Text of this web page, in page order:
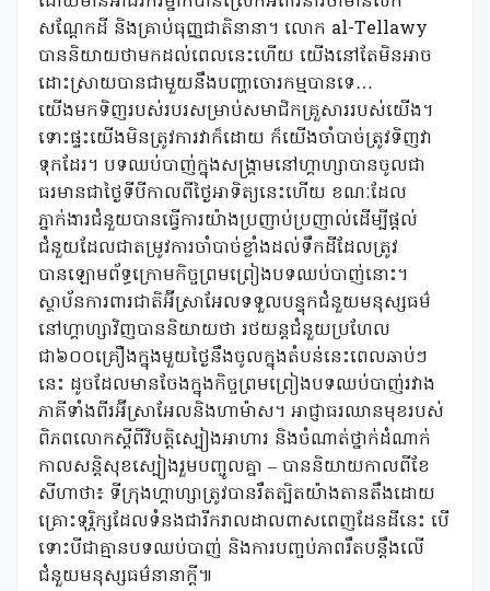
សណ្តែកដី និងគ្រាប់ធុញ្ញជាតិនានា។ លោក al-Tellawy
បាននិយាយថាមកដល់ពេលនេះហើយ យើងនៅតែមិនអាច
ដោះស្រាយបានជាមួយនឹងបញ្ហាចោរកម្មបានទេ…
យើងមកទិញរបស់របរសម្រាប់សមាជិកគ្រួសាររបស់យើង។
ទោះផ្ទះយើងមិនត្រូវការវាក៏ដោយ ក៏យើងចាំបាច់ត្រូវទិញវា
ទុកដែរ។ បទឈប់បាញ់ក្នុងសង្គ្រាមនៅហ្គាហ្សាបានចូលជា
ធរមានជាថ្ងៃទីបីកាលពីថ្ងៃអាទិត្យនេះហើយ ខណៈដែល
ភ្នាក់ងារជំនួយបានធ្វើការយ៉ាងប្រញាប់ប្រញាល់ដើម្បីផ្តល់
ជំនួយដែលជាតម្រូវការចាំបាច់ខ្លាំងដល់ទឹកដីដែលត្រូវ
បានឡោមព័ទ្ធក្រោមកិច្ចព្រមព្រៀងបទឈប់បាញ់នោះ។
ស្ថាប័នការពារជាតិអ៊ីស្រាអែលទទួលបន្ទុកជំនួយមនុស្សធម៌
នៅហ្គាហ្សាវិញបាននិយាយថា រថយន្តជំនួយប្រហែល
ជា៦០០គ្រឿងក្នុងមួយថ្ងៃនឹងចូលក្នុងតំបន់នេះពេលឆាប់ៗ
នេះ ដូចដែលមានចែងក្នុងកិច្ចព្រមព្រៀងបទឈប់បាញ់រវាង
ភាគីទាំងពីរអ៊ីស្រាអែលនិងហាម៉ាស។ អាជ្ញាធរឈានមុខរបស់
ពិភពលោកស្តីពីវិបត្តិស្បៀងអាហារ និងចំណាត់ថ្នាក់ដំណាក់
កាលសន្តិសុខស្បៀងរួមបញ្ចូលគ្នា – បាននិយាយកាលពីខែ
សីហាថា៖ ទីក្រុងហ្គាហ្សាត្រូវបានរឹតត្បិតយ៉ាងតានតឹងដោយ
គ្រោះទុរ្ភិក្សដែលទំនងជារីករាលដាលពាសពេញដែនដីនេះ បើ
ទោះបីជាគ្មានបទឈប់បាញ់ និងការបញ្ចប់ភាពរឹតបន្តឹងលើ
ជំនួយមនុស្សធម៌នានាក្តី៕